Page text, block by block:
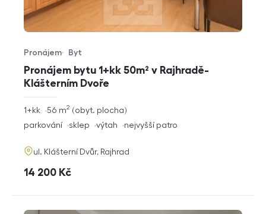
Pronájem bytu 1+kk 50m² v Rajhradě-
Klášterním Dvoře
Typ nabídky
Pronájem
Typ nemovitosti
Byt
rozměry
dispozice
1+kk obyt. plocha
56 m2
funkce
parkování sklep výtah nejvyšší patro
adresa
ul. Klášterní Dvůr, Rajhrad
cena
14 200 Kč